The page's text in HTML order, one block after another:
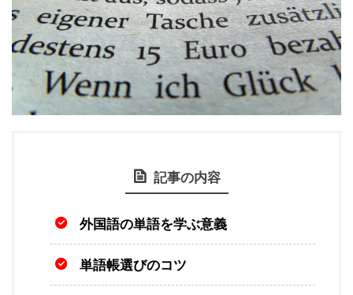
記事の内容
外国語の単語を学ぶ意義
単語帳選びのコツ